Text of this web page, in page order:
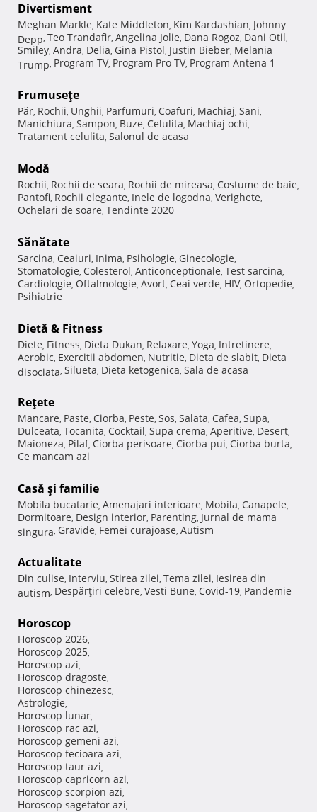
Divertisment
Meghan Markle, Kate Middleton, Kim Kardashian, Johnny
Depp, Teo Trandafir, Angelina Jolie, Dana Rogoz, Dani Otil,
Smiley, Andra, Delia, Gina Pistol, Justin Bieber, Melania
Trump, Program TV, Program Pro TV, Program Antena 1
Frumuseţe
Păr, Rochii, Unghii, Parfumuri, Coafuri, Machiaj, Sani,
Manichiura, Sampon, Buze, Celulita, Machiaj ochi,
Tratament celulita, Salonul de acasa
Modă
Rochii, Rochii de seara, Rochii de mireasa, Costume de baie,
Pantofi, Rochii elegante, Inele de logodna, Verighete,
Ochelari de soare, Tendinte 2020
Sănătate
Sarcina, Ceaiuri, Inima, Psihologie, Ginecologie,
Stomatologie, Colesterol, Anticonceptionale, Test sarcina,
Cardiologie, Oftalmologie, Avort, Ceai verde, HIV, Ortopedie,
Psihiatrie
Dietă & Fitness
Diete, Fitness, Dieta Dukan, Relaxare, Yoga, Intretinere,
Aerobic, Exercitii abdomen, Nutritie, Dieta de slabit, Dieta
disociata, Silueta, Dieta ketogenica, Sala de acasa
Reţete
Mancare, Paste, Ciorba, Peste, Sos, Salata, Cafea, Supa,
Dulceata, Tocanita, Cocktail, Supa crema, Aperitive, Desert,
Maioneza, Pilaf, Ciorba perisoare, Ciorba pui, Ciorba burta,
Ce mancam azi
Casă şi familie
Mobila bucatarie, Amenajari interioare, Mobila, Canapele,
Dormitoare, Design interior, Parenting, Jurnal de mama
singura, Gravide, Femei curajoase, Autism
Actualitate
Din culise, Interviu, Stirea zilei, Tema zilei, Iesirea din
autism, Despărţiri celebre, Vesti Bune, Covid-19, Pandemie
Horoscop
Horoscop 2026,
Horoscop 2025,
Horoscop azi,
Horoscop dragoste,
Horoscop chinezesc,
Astrologie,
Horoscop lunar,
Horoscop rac azi,
Horoscop gemeni azi,
Horoscop fecioara azi,
Horoscop taur azi,
Horoscop capricorn azi,
Horoscop scorpion azi,
Horoscop sagetator azi,